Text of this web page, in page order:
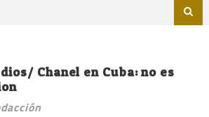
Chanel en Cuba: no es